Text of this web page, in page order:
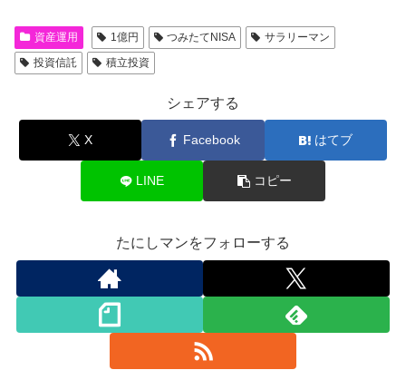
資産運用 1億円 つみたてNISA
サラリーマン
投資信託
積立投資
シェアする
X Facebook はてブ
LINE コピー
たにしマンをフォローする